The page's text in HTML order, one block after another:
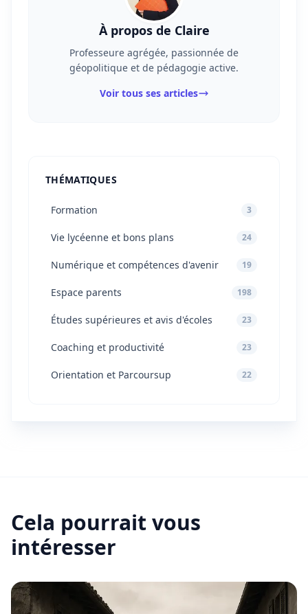
À propos de Claire
Professeure agrégée, passionnée de
géopolitique et de pédagogie active.
Voir tous ses articles
THÉMATIQUES
Formation 3
Vie lycéenne et bons plans 24
Numérique et compétences d'avenir 19
Espace parents 198
Études supérieures et avis d'écoles 23
Coaching et productivité 23
Orientation et Parcoursup 22
Cela pourrait vous
intéresser